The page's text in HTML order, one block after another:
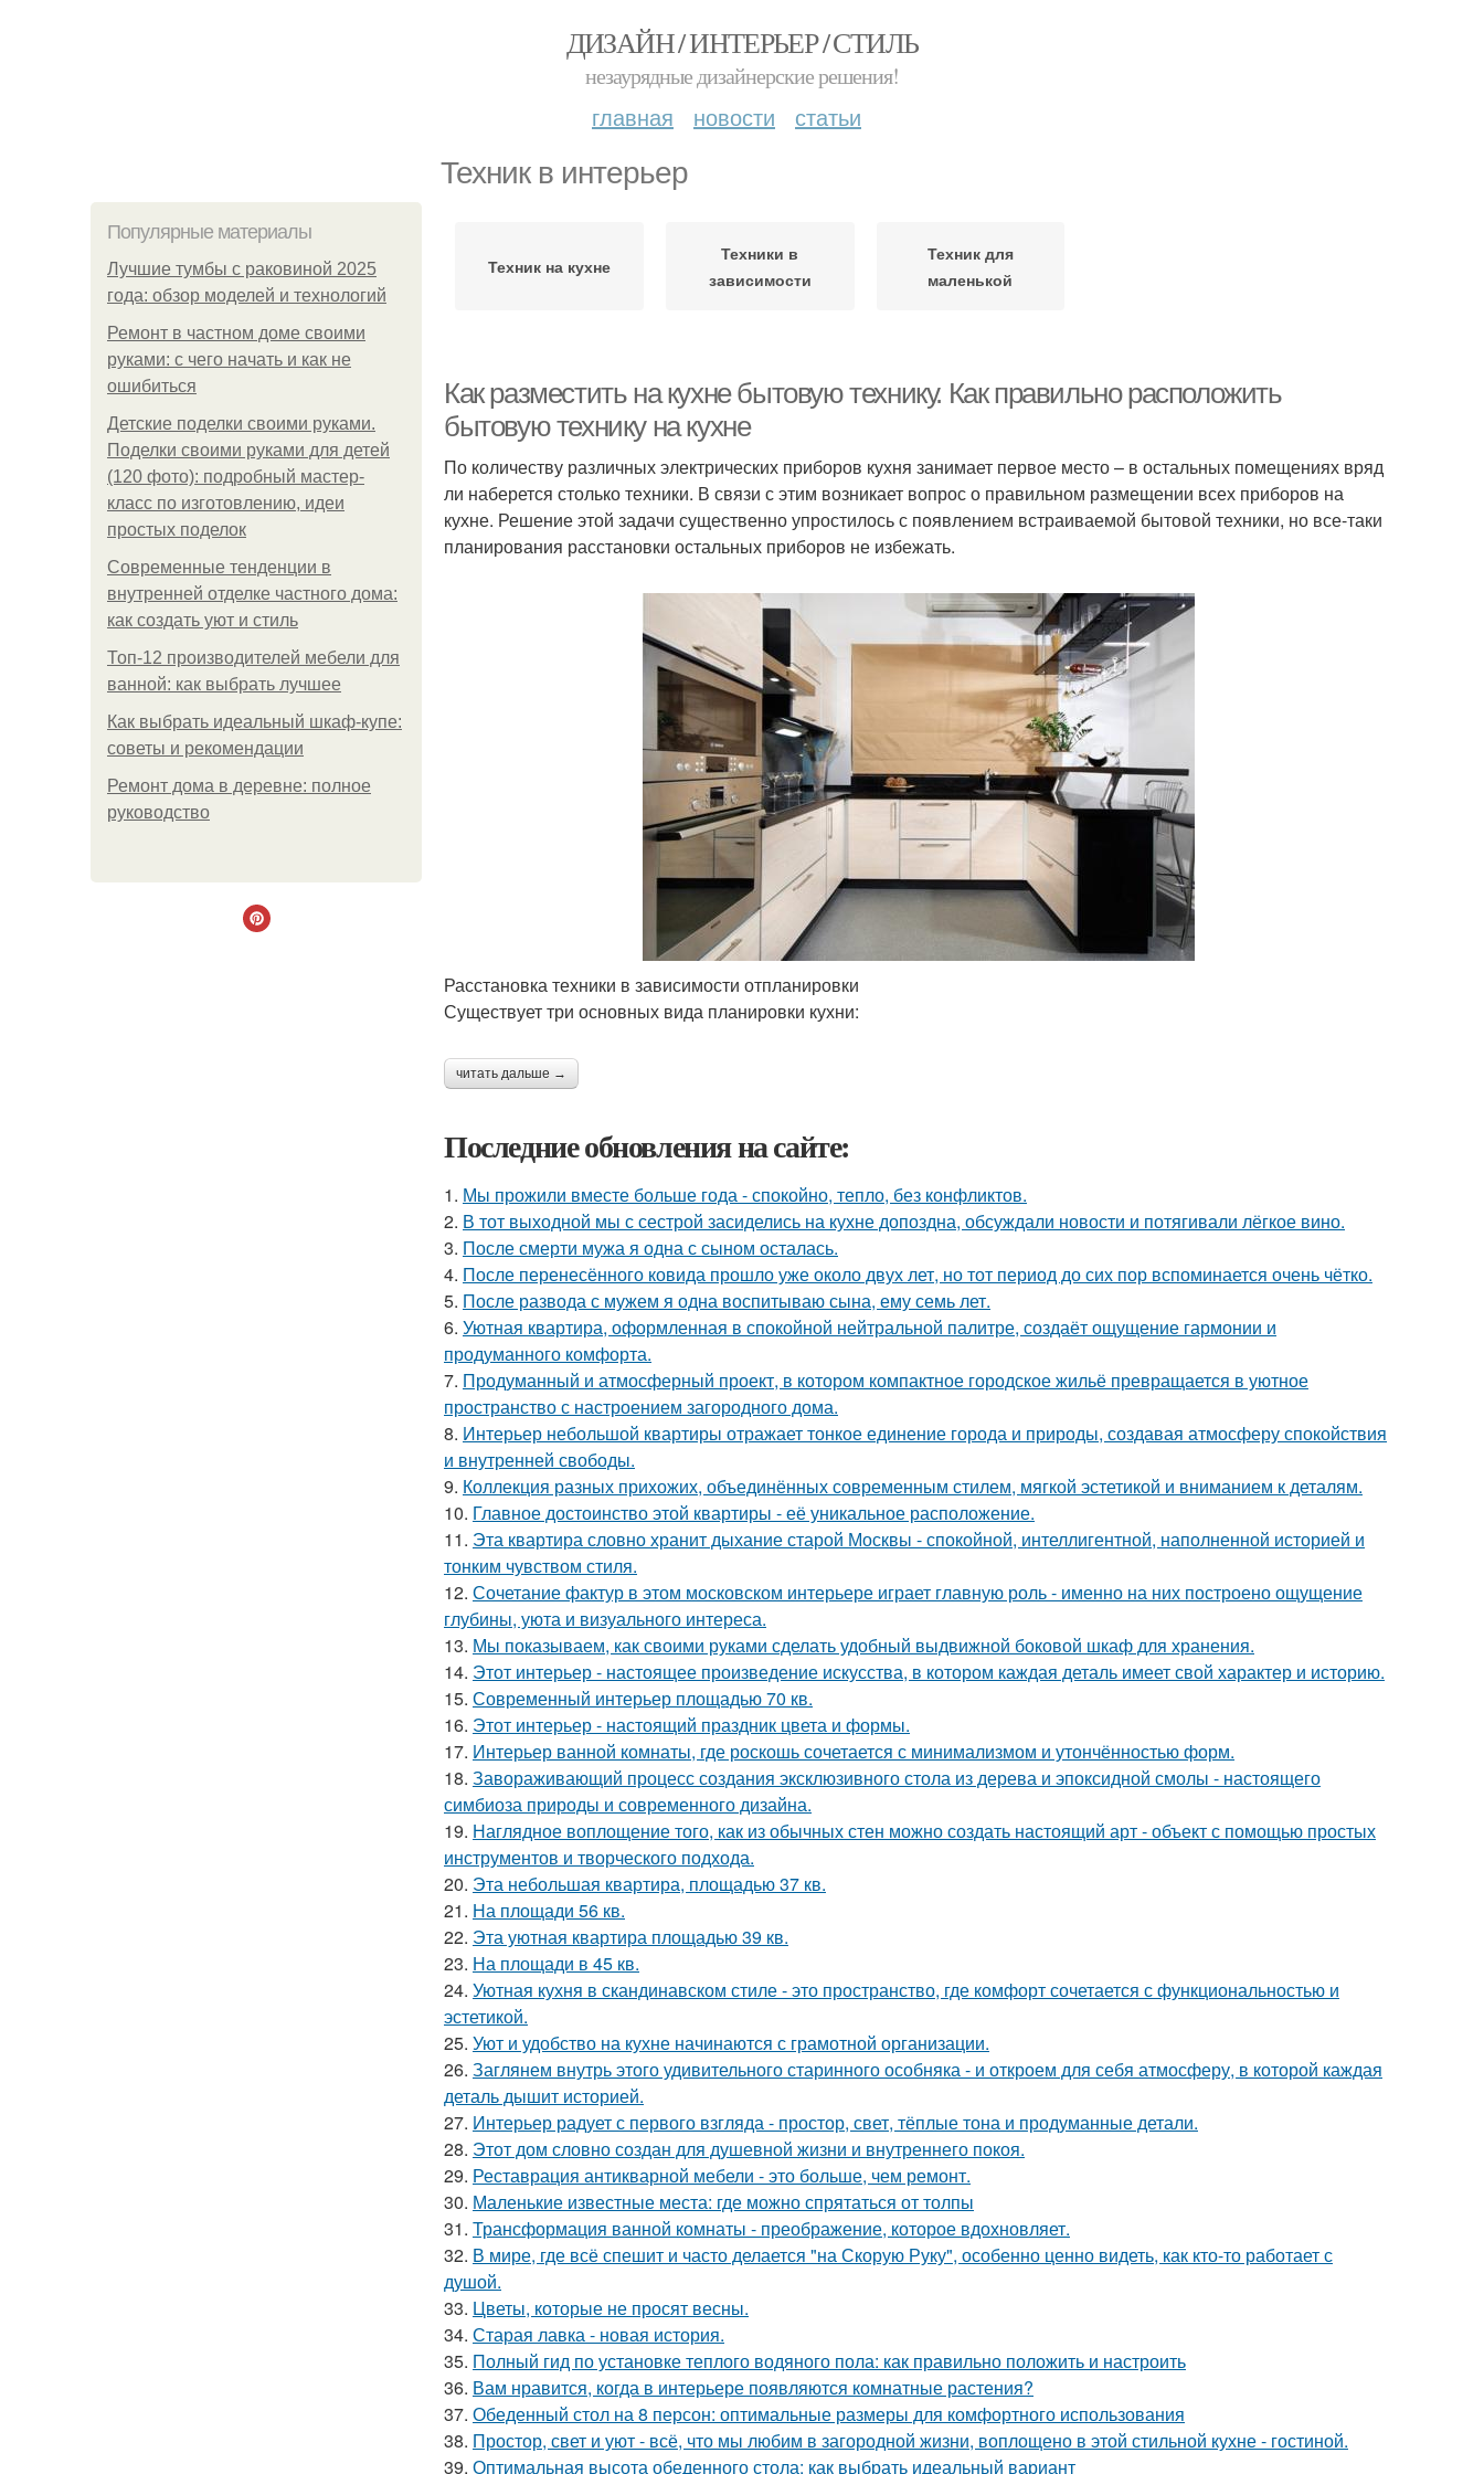
ДИЗАЙН / ИНТЕРЬЕР / СТИЛЬ
незаурядные дизайнерские решения!
главная новости статьи
Техник в интерьер
Популярные материалы
Лучшие тумбы с раковиной 2025
года: обзор моделей и технологий
Ремонт в частном доме своими
руками: с чего начать и как не
ошибиться
Детские поделки своими руками.
Поделки своими руками для детей
(120 фото): подробный мастер-
класс по изготовлению, идеи
простых поделок
Современные тенденции в
внутренней отделке частного дома:
как создать уют и стиль
Топ-12 производителей мебели для
ванной: как выбрать лучшее
Как выбрать идеальный шкаф-купе:
советы и рекомендации
Ремонт дома в деревне: полное
руководство
Техник на кухне
Техники в
зависимости
Техник для
маленькой
Как разместить на кухне бытовую технику. Как правильно расположить
бытовую технику на кухне
По количеству различных электрических приборов кухня занимает первое место – в остальных помещениях вряд
ли наберется столько техники. В связи с этим возникает вопрос о правильном размещении всех приборов на
кухне. Решение этой задачи существенно упростилось с появлением встраиваемой бытовой техники, но все-таки
планирования расстановки остальных приборов не избежать.
Расстановка техники в зависимости отпланировки
Существует три основных вида планировки кухни:
читать дальше →
Последние обновления на сайте:
1. Мы прожили вместе больше года - спокойно, тепло, без конфликтов.
2. В тот выходной мы с сестрой засиделись на кухне допоздна, обсуждали новости и потягивали лёгкое вино.
3. После смерти мужа я одна с сыном осталась.
4. После перенесённого ковида прошло уже около двух лет, но тот период до сих пор вспоминается очень чётко.
5. После развода с мужем я одна воспитываю сына, ему семь лет.
6. Уютная квартира, оформленная в спокойной нейтральной палитре, создаёт ощущение гармонии и
продуманного комфорта.
7. Продуманный и атмосферный проект, в котором компактное городское жильё превращается в уютное
пространство с настроением загородного дома.
8. Интерьер небольшой квартиры отражает тонкое единение города и природы, создавая атмосферу спокойствия
и внутренней свободы.
9. Коллекция разных прихожих, объединённых современным стилем, мягкой эстетикой и вниманием к деталям.
10. Главное достоинство этой квартиры - её уникальное расположение.
11. Эта квартира словно хранит дыхание старой Москвы - спокойной, интеллигентной, наполненной историей и
тонким чувством стиля.
12. Сочетание фактур в этом московском интерьере играет главную роль - именно на них построено ощущение
глубины, уюта и визуального интереса.
13. Мы показываем, как своими руками сделать удобный выдвижной боковой шкаф для хранения.
14. Этот интерьер - настоящее произведение искусства, в котором каждая деталь имеет свой характер и историю.
15. Современный интерьер площадью 70 кв.
16. Этот интерьер - настоящий праздник цвета и формы.
17. Интерьер ванной комнаты, где роскошь сочетается с минимализмом и утончённостью форм.
18. Завораживающий процесс создания эксклюзивного стола из дерева и эпоксидной смолы - настоящего
симбиоза природы и современного дизайна.
19. Наглядное воплощение того, как из обычных стен можно создать настоящий арт - объект с помощью простых
инструментов и творческого подхода.
20. Эта небольшая квартира, площадью 37 кв.
21. На площади 56 кв.
22. Эта уютная квартира площадью 39 кв.
23. На площади в 45 кв.
24. Уютная кухня в скандинавском стиле - это пространство, где комфорт сочетается с функциональностью и
эстетикой.
25. Уют и удобство на кухне начинаются с грамотной организации.
26. Заглянем внутрь этого удивительного старинного особняка - и откроем для себя атмосферу, в которой каждая
деталь дышит историей.
27. Интерьер радует с первого взгляда - простор, свет, тёплые тона и продуманные детали.
28. Этот дом словно создан для душевной жизни и внутреннего покоя.
29. Реставрация антикварной мебели - это больше, чем ремонт.
30. Маленькие известные места: где можно спрятаться от толпы
31. Трансформация ванной комнаты - преображение, которое вдохновляет.
32. В мире, где всё спешит и часто делается "на Скорую Руку", особенно ценно видеть, как кто-то работает с
душой.
33. Цветы, которые не просят весны.
34. Старая лавка - новая история.
35. Полный гид по установке теплого водяного пола: как правильно положить и настроить
36. Вам нравится, когда в интерьере появляются комнатные растения?
37. Обеденный стол на 8 персон: оптимальные размеры для комфортного использования
38. Простор, свет и уют - всё, что мы любим в загородной жизни, воплощено в этой стильной кухне - гостиной.
39. Оптимальная высота обеденного стола: как выбрать идеальный вариант